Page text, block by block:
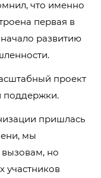
что именно
первая в
развитию
проект
поддержки.
пришлась
мы
но
участников